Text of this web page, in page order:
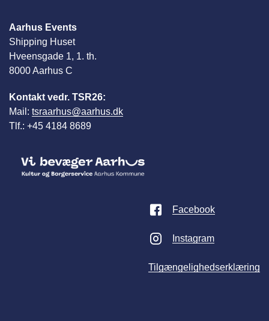
Aarhus Events
Shipping Huset
Hveensgade 1, 1. th.
8000 Aarhus C
Kontakt vedr. TSR26:
Mail: tsraarhus@aarhus.dk
Tlf.: +45 4184 8689
Facebook
Instagram
Tilgængelighedserklæring